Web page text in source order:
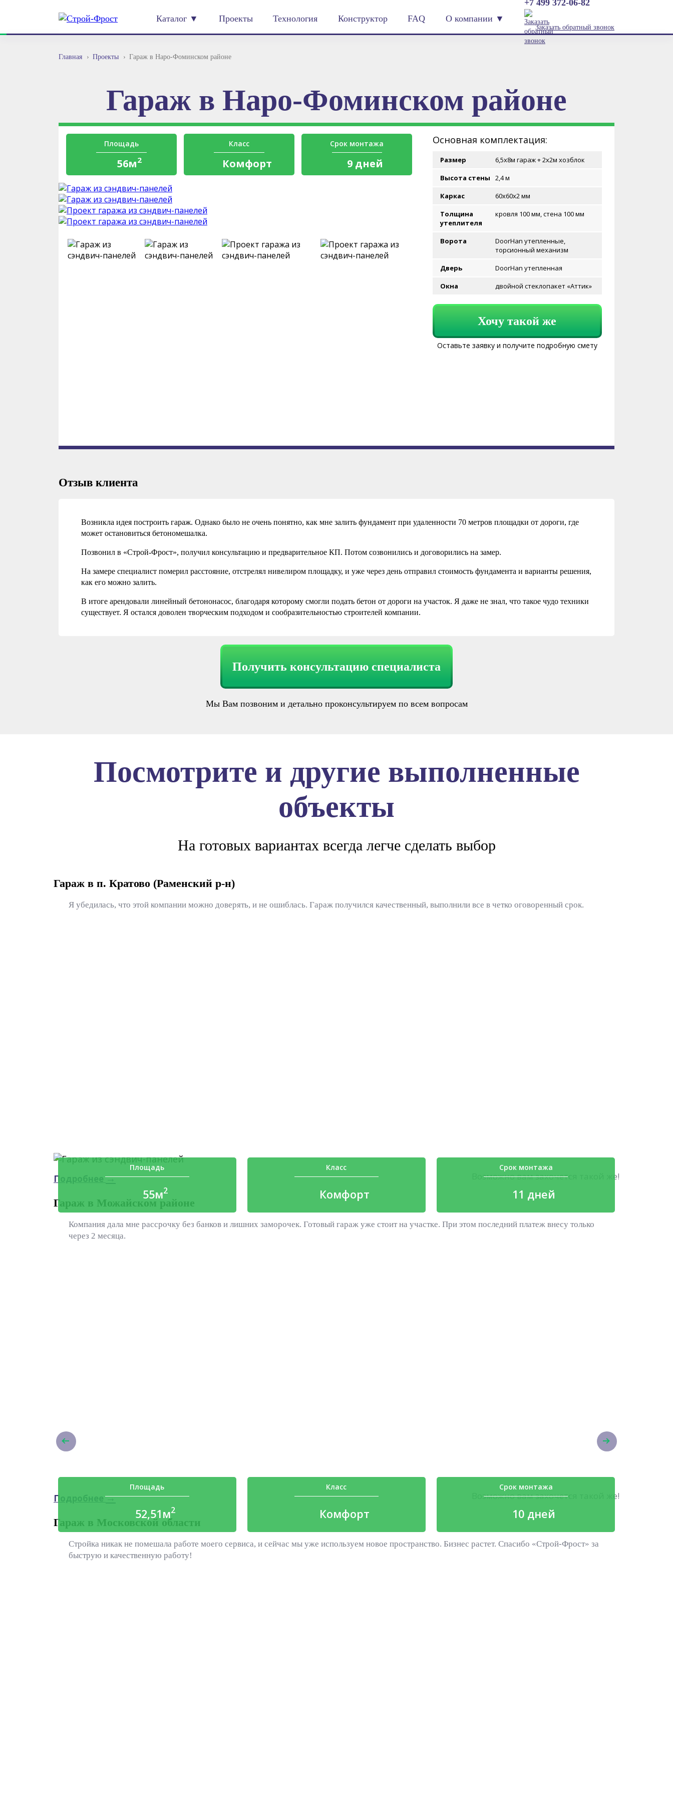
Каталог ▼ Проекты Технология Конструктор FAQ О компании ▼
+7 499 372-06-82
Заказать обратный звонок
Главная Проекты Гараж в Наро-Фоминском районе
Гараж в Наро-Фоминском районе
Площадь
56м2
Класс
Комфорт
Срок монтажа
9 дней
Основная комплектация:
Размер
6,5х8м гараж + 2х2м хозблок
Высота стены
2,4 м
Каркас
60х60х2 мм
Толщина
утеплителя
кровля 100 мм, стена 100 мм
Ворота
DoorHan утепленные,
торсионный механизм
Дверь
DoorHan утепленная
Окна
двойной стеклопакет «Аттик»
Хочу такой же
Оставьте заявку и получите подробную смету
Отзыв клиента
Возникла идея построить гараж. Однако было не очень понятно, как мне залить фундамент при удаленности 70 метров площадки от дороги, где
может остановиться бетономешалка.
Позвонил в «Строй-Фрост», получил консультацию и предварительное КП. Потом созвонились и договорились на замер.
На замере специалист померил расстояние, отстрелял нивелиром площадку, и уже через день отправил стоимость фундамента и варианты решения,
как его можно залить.
В итоге арендовали линейный бетононасос, благодаря которому смогли подать бетон от дороги на участок. Я даже не знал, что такое чудо техники
существует. Я остался доволен творческим подходом и сообразительностью строителей компании.
Получить консультацию специалиста
Мы Вам позвоним и детально проконсультируем по всем вопросам
Посмотрите и другие выполненные
объекты
На готовых вариантах всегда легче сделать выбор
Гараж в п. Кратово (Раменский р-н)
Я убедилась, что этой компании можно доверять, и не ошиблась. Гараж получился качественный, выполнили все в четко оговоренный срок.
Площадь
55м2
Класс
Комфорт
Срок монтажа
11 дней
Подробнее→ Возможно вам захочется такой же!
Гараж в Можайском районе
Компания дала мне рассрочку без банков и лишних заморочек. Готовый гараж уже стоит на участке. При этом последний платеж внесу только
через 2 месяца.
Площадь
52,51м2
Класс
Комфорт
Срок монтажа
10 дней
Подробнее→ Возможно вам захочется такой же!
Гараж в Московской области
Стройка никак не помешала работе моего сервиса, и сейчас мы уже используем новое пространство. Бизнес растет. Спасибо «Строй-Фрост» за
быструю и качественную работу!